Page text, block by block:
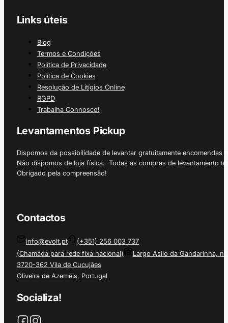
Links úteis
Blog
Termos e Condições
Política de Privacidade
Política de Cookies
Resolução de Litígios Online
RGPD
Trabalha Connosco!
Levantamentos Pickup
Dispomos da possibilidade de levantar gratuitamente
Não dispomos de loja física. Todas as compras de levantamento
Obrigado pela compreensão!
Contactos
info@evolt.pt
(+351) 256 003 737
(Chamada para rede fixa nacional)
Largo Asilo da Gandarinha, nº
3720-362 Vila de Cucujães
Oliveira de Azeméis, Portugal
Socializa!